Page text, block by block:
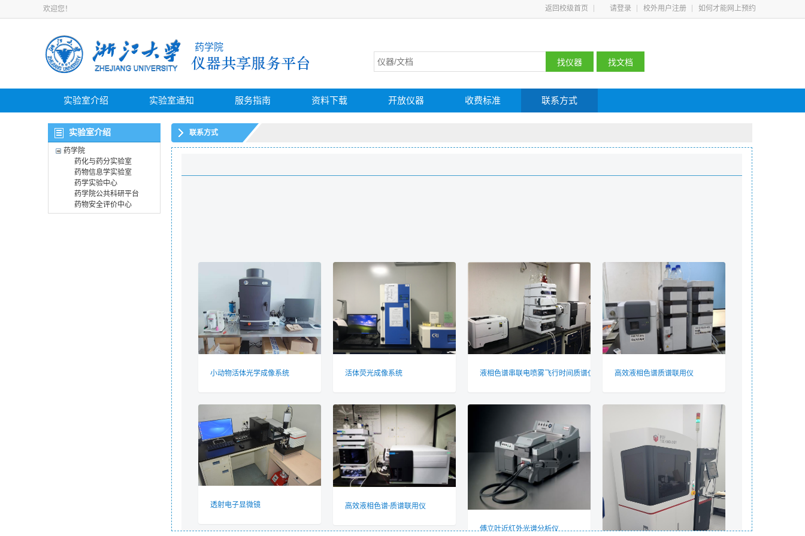
欢迎您！ 返回校级首页 请登录 校外用户注册 如何才能网上预约
药学院
实验室介绍 实验室通知 服务指南 资料下载 开放仪器 收费标准 联系方式
实验室介绍
药学院
药化与药分实验室
药物信息学实验室
药学实验中心
药学院公共科研平台
药物安全评价中心
联系方式